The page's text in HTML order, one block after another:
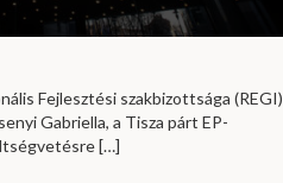
Fejlesztési szakbizottsága (REGI)
Gabriella, a Tisza párt EP-
[…]